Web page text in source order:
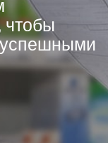
чтобы
успешными